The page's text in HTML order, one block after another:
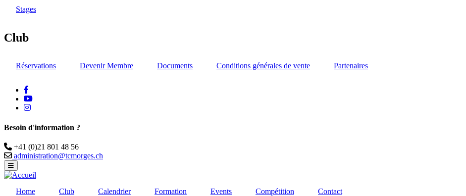
Stages
Club
Réservations Devenir Membre Documents Conditions générales de vente Partenaires
Youtube
instagram
Besoin d'information ?
Téléphone
+41 (0)21 801 48 56
Email
administration@tcmorges.ch
Home Club Calendrier Formation Events Compétition Contact